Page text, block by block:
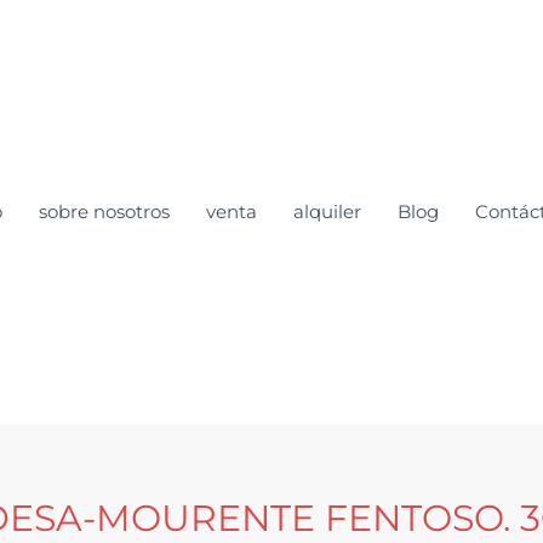
sobre nosotros venta alquiler Blog
MOURENTE FENTOSO.